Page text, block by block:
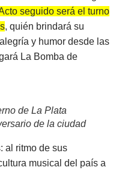
seguido será el turno
, quién brindará su
y humor desde las
La Bomba de
de La Plata
de la ciudad
al ritmo de sus
musical del país a